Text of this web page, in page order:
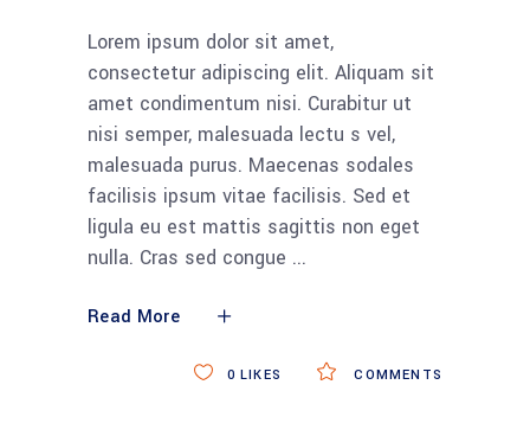
Lorem ipsum dolor sit amet,
consectetur adipiscing elit. Aliquam sit
amet condimentum nisi. Curabitur ut
nisi semper, malesuada lectu s vel,
malesuada purus. Maecenas sodales
facilisis ipsum vitae facilisis. Sed et
ligula eu est mattis sagittis non eget
nulla. Cras sed congue
Read More
COMMENTS
0 LIKES